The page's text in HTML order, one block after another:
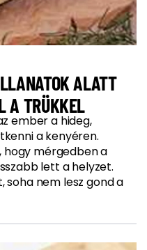
ALATT
A TRÜKKEL
ember a hideg,
a kenyéren.
hogy mérgedben a
lett a helyzet.
soha nem lesz gond a